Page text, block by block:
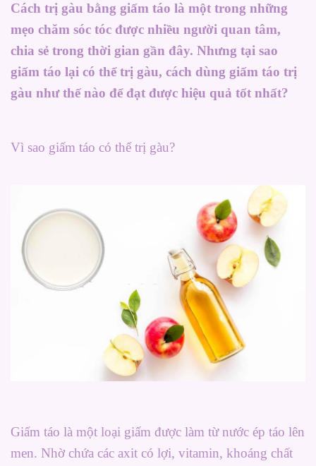
Cách trị gàu bằng giấm táo là một trong những
mẹo chăm sóc tóc được nhiều người quan tâm,
chia sẻ trong thời gian gần đây. Nhưng tại sao
giấm táo lại có thể trị gàu, cách dùng giấm táo trị
gàu như thế nào để đạt được hiệu quả tốt nhất?
Vì sao giấm táo có thể trị gàu?
Giấm táo là một loại giấm được làm từ nước ép táo lên
men. Nhờ chứa các axit có lợi, vitamin, khoáng chất